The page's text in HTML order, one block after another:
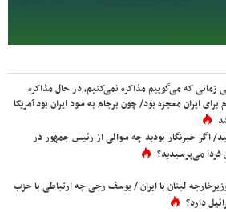
زمانی که می‌گوییم مذاکره نمی‌کنیم، در حال مذاکره
ایران معجزه بود/ چون برجام به سود ایران بود آمریکا
اگر خبرنگار بودید چه سوالی از رئیس جمهور در
می‌پرسیدید؟
لبنان با ایران / یوسف رجی چه ارتباطی با حزب
دارد؟